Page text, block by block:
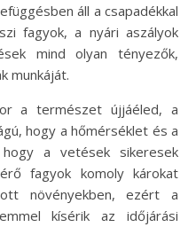
áll a csapadékkal
fagyok, a nyári aszályok
mind olyan tényezők,
munkáját.
a természet újjáéled, a
hogy a hőmérséklet és a
a vetések sikeresek
fagyok komoly károkat
növényekben, ezért a
kísérik az időjárási